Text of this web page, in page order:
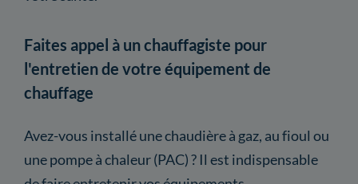
Faites appel à un chauffagiste pour
l'entretien de votre équipement de
chauffage
Avez-vous installé une chaudière à gaz, au fioul ou
une pompe à chaleur (PAC) ? Il est indispensable